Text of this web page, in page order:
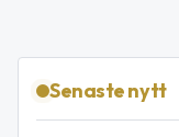
Senaste nytt